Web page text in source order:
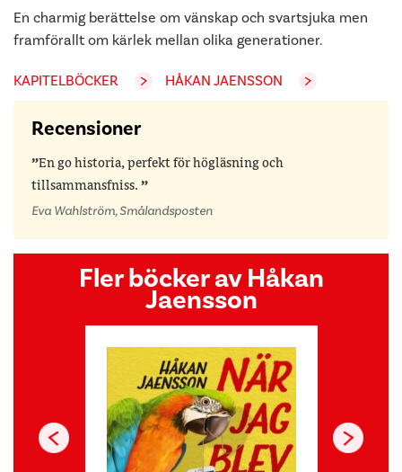
En charmig berättelse om vänskap och svartsjuka men
framförallt om kärlek mellan olika generationer.
KAPITELBÖCKER HÅKAN JAENSSON
Recensioner
En go historia, perfekt för högläsning och
tillsammansfniss.
Eva Wahlström, Smålandsposten
Fler böcker av Håkan
Jaensson